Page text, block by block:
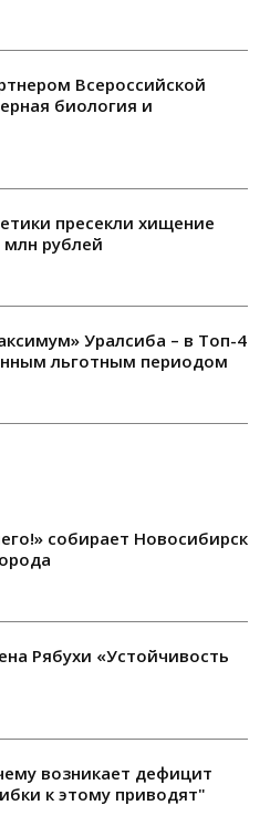
Всероссийской
биология и
пресекли хищение
млн рублей
Уралсиба – в Топ-4
льготным периодом
собирает Новосибирск
Рябухи «Устойчивость
возникает дефицит
к этому приводят"